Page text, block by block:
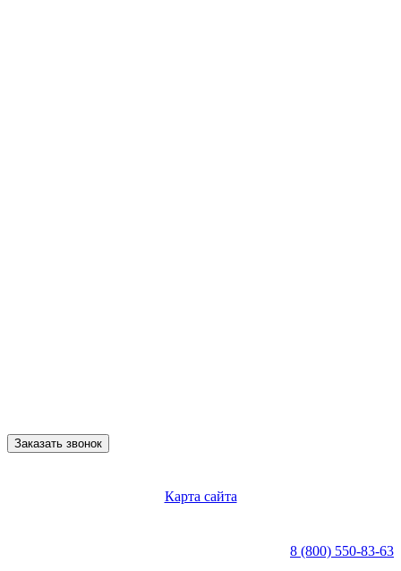
Заказать звонок
Карта сайта
8 (800) 550-83-63